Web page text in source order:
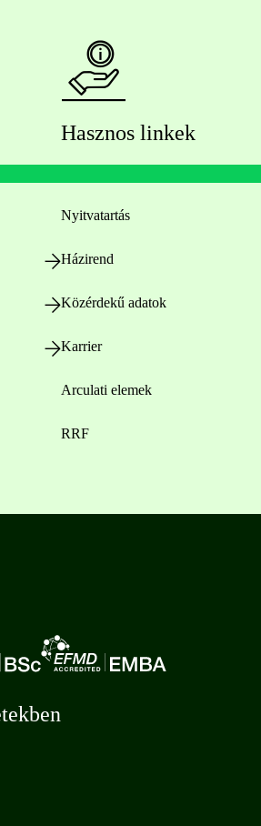
Hasznos linkek
Nyitvatartás
Házirend
Közérdekű adatok
Karrier
Arculati elemek
RRF